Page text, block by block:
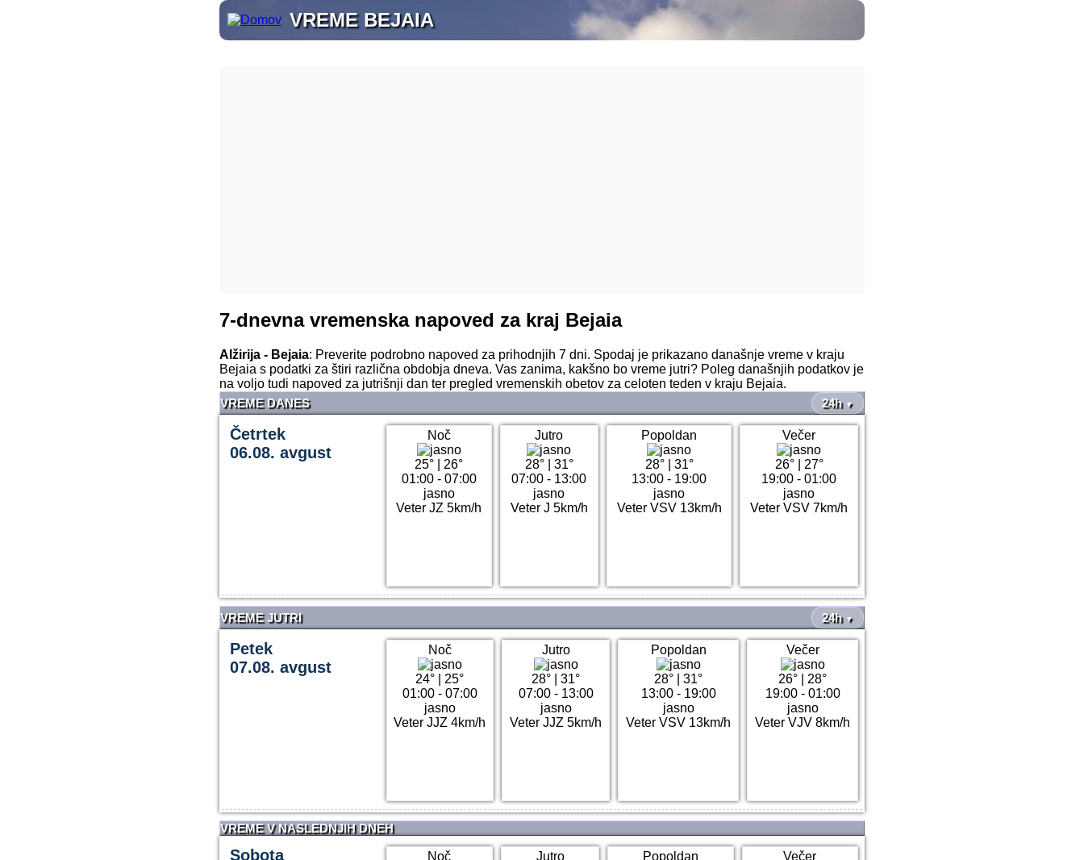
VREME BEJAIA
7-dnevna vremenska napoved za kraj Bejaia
Alžirija - Bejaia: Preverite podrobno napoved za prihodnjih 7 dni. Spodaj je prikazano današnje vreme v kraju
Bejaia s podatki za štiri različna obdobja dneva. Vas zanima, kakšno bo vreme jutri? Poleg današnjih podatkov je
na voljo tudi napoved za jutrišnji dan ter pregled vremenskih obetov za celoten teden v kraju Bejaia.
VREME DANES
24h ▼
Četrtek
06.08. avgust
Noč
25°
26°
01:00 - 07:00
jasno
Veter JZ 5km/h
Jutro
28°| 31°
07:00 - 13:00
jasno
Veter J 5km/h
Popoldan
28°| 31°
13:00 - 19:00
jasno
Veter VSV 13km/h
Večer
26°| 27°
19:00 - 01:00
jasno
Veter VSV 7km/h
VREME JUTRI 24h ▼
Petek
07.08. avgust
Noč
24°
25°
01:00 - 07:00
jasno
Veter JJZ 4km/h
Jutro
28° |31°
07:00 - 13:00
jasno
Veter JJZ 5km/h
Popoldan
28° |31°
13:00 - 19:00
jasno
Veter VSV 13km/h
Večer
26°
28°
19:00 - 01:00
jasno
Veter VJV 8km/h
VREME V NASLEDNJIH DNEH
Sobota
Noč Jutro Popoldan Večer